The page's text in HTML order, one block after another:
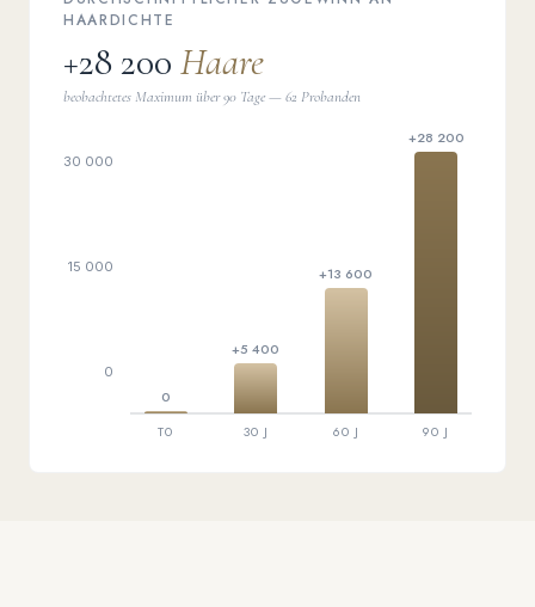
HAARDICHTE
+28 200 Haare
beobachtetes Maximum über 90 Tage — 62 Probanden
30 000
15 000
0
0
+5 400
+13 600
+28 200
T0 30 J 60 J 90 J